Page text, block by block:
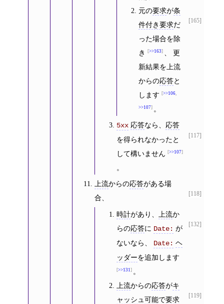
[165]
元の要求が条
件付き要求だ
った場合を除
き
>>163
、 更
新結果を上流
からの応答と
します
>>106,
>>107 。
[117]
5xx 応答なら、 応答
を得られなかったと
して構いません
>>107
。
[118]
上流からの応答がある場
合、
[132]
時計があり、 上流か
らの応答に Date: が
ないなら、 Date: ヘ
ッダーを追加します
>>131 。
[119]
上流からの応答がキ
ャッシュ可能で要求